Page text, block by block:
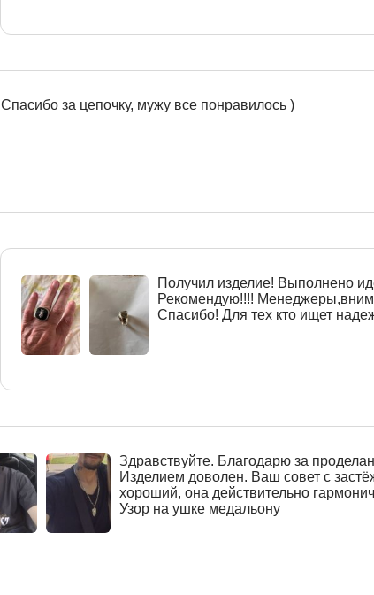
Спасибо за цепочку, мужу все понравилось )
Получил изделие! Выполнено
Рекомендую!!!!
Спасибо! Для тех кто ищет
Здравствуйте. Благодарю за
Изделием доволен. Ваш совет с
хороший, она действительно
Узор на ушке медальону